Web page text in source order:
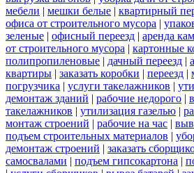
мебели | мешки белые | квартирный
офиса от строительного мусора |
зеленые | офисный переезд | аренда
от строительного мусора | картонные
полипропиленовые | дачный переезд |
квартиры | заказать коробки | переезд |
погрузчика | услуги такелажников |
демонтаж зданий | рабочие недорого |
такелажников | утилизация газелью |
монтаж строений | рабочие на час |
подъем строительных материалов |
демонтаж строений | заказать
самосвалами | подъем гипсокартона |